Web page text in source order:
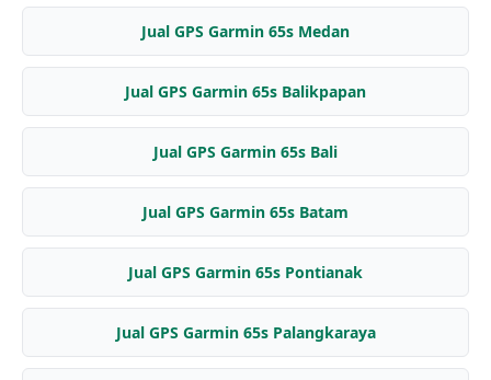
Jual GPS Garmin 65s Medan
Jual GPS Garmin 65s Balikpapan
Jual GPS Garmin 65s Bali
Jual GPS Garmin 65s Batam
Jual GPS Garmin 65s Pontianak
Jual GPS Garmin 65s Palangkaraya